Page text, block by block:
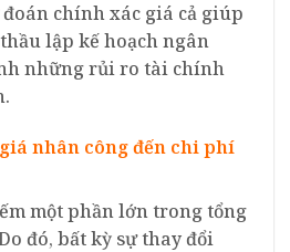
chính xác giá cả giúp
lập kế hoạch ngân
những rủi ro tài chính
nhân công đến chi phí
một phần lớn trong tổng
đó, bất kỳ sự thay đổi